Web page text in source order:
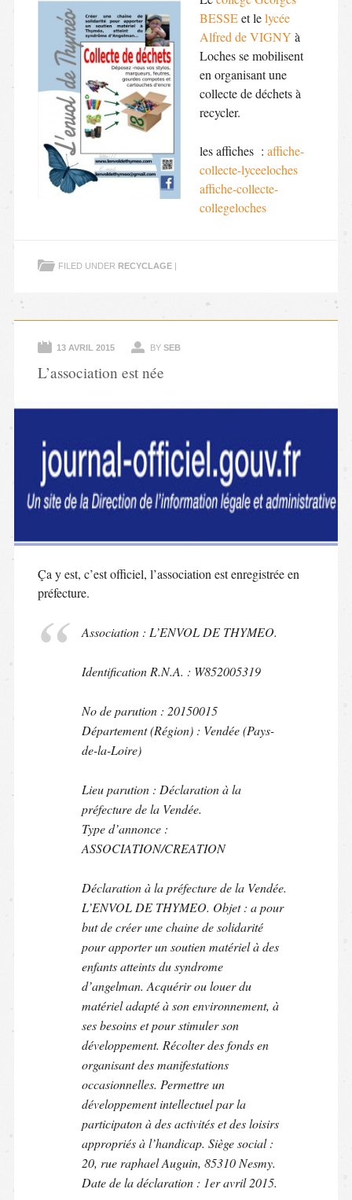
BESSEet lelycée
Alfred de VIGNY à
Loches se mobilisent
en organisant une
collecte de déchets à
recycler.
les affiches : affiche-
collecte-lyceeloches
affiche-collecte-
collegeloches
FILED UNDER RECYCLAGE |
13 AVRIL 2015 BY SEB
L’association est née
Ça y est, c’est officiel, l’association est enregistrée en
préfecture.
Association : L’ENVOL DE THYMEO.
Identification R.N.A. : W852005319
No de parution : 20150015
Département (Région) : Vendée (Pays-
de-la-Loire)
Lieu parution : Déclaration à la
préfecture de la Vendée.
Type d’annonce :
ASSOCIATION/CREATION
Déclaration à la préfecture de la Vendée.
L’ENVOL DE THYMEO. Objet : a pour
but de créer une chaine de solidarité
pour apporter un soutien matériel à des
enfants atteints du syndrome
d’angelman. Acquérir ou louer du
matériel adapté à son environnement, à
ses besoins et pour stimuler son
développement. Récolter des fonds en
organisant des manifestations
occasionnelles. Permettre un
développement intellectuel par la
participaton à des activités et des loisirs
appropriés à l’handicap. Siège social :
20, rue raphael Auguin, 85310 Nesmy.
Date de la déclaration : 1er avril 2015.